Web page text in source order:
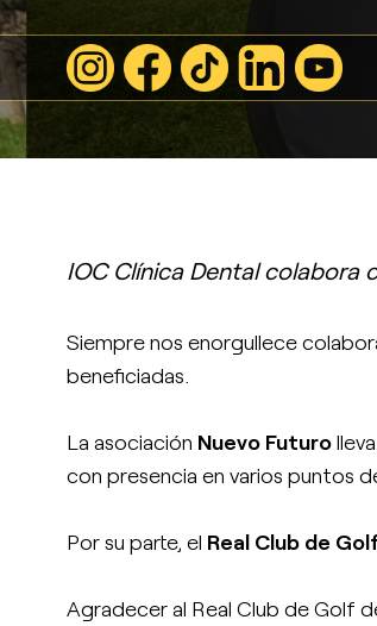
IOC Clínica Dental colabora
Siempre nos enorgullece
beneficiadas.
La asociación Nuevo Futuro
con presencia en varios puntos
Por su parte, el Real Club de
Agradecer al Real Club de Golf